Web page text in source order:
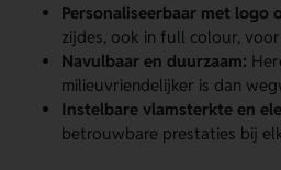
Personaliseerbaar met logo
zijdes, ook in full colour,
Navulbaar en duurzaam:
milieuvriendelijker is dan
Instelbare vlamsterkte en
betrouwbare prestaties bij